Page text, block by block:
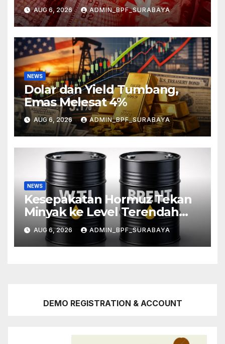
AUG 6, 2026 ADMIN_BPF_SURABAYA
NEWS
Dolar dan Yield Tumbang,
Emas Melesat 4%
AUG 6, 2026 ADMIN_BPF_SURABAYA
NEWS
Kesepakatan Hormuz Tekan
Minyak ke Level Terendah
Sebulan
AUG 6, 2026 ADMIN_BPF_SURABAYA
DEMO REGISTRATION & ACCOUNT